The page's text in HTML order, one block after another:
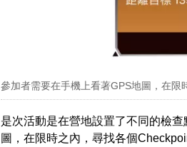
參加者需要在手機上看著GPS地圖，在限
是次活動是在營地設置了不同的檢
圖，在限時之內，尋找各個